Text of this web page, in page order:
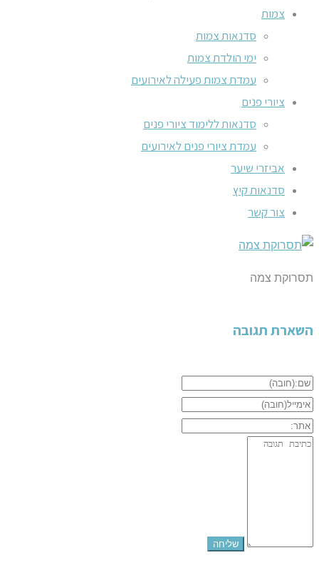
צמות
סדנאות צמות
ימי הולדת צמות
עמדת צמות פעילה לאירועים
ציורי פנים
סדנאות ללימוד ציורי פנים
עמדת ציורי פנים לאירועים
אביזרי שיער
סדנאות קיץ
צור קשר
תסרוקת צמה
השארת תגובה